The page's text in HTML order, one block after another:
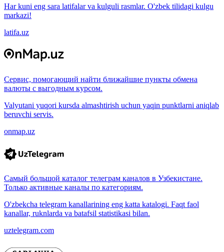
Har kuni eng sara latifalar va kulguli rasmlar. O'zbek tilidagi kulgu
markazi!
latifa.uz
Сервис, помогающий найти ближайшие пункты обмена
валюты с выгодным курсом.
Valyutani yuqori kursda almashtirish uchun yaqin punktlarni aniqlab
beruvchi servis.
onmap.uz
Самый большой каталог телеграм каналов в Узбекистане.
Только активные каналы по категориям.
O'zbekcha telegram kanallarining eng katta katalogi. Faqt faol
kanallar, ruknlarda va batafsil statistikasi bilan.
uztelegram.com